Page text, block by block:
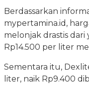
Berdassarkan
mypertamina.id,
melonjak drastis
Rp14.500 per liter
Sementara itu,
liter, naik Rp9.400